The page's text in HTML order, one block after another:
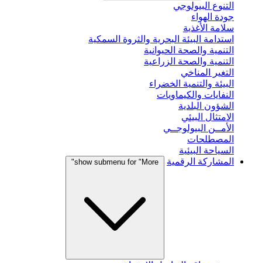
التنوع البيولوجي
جودة الهواء
سلامة الأغذية
استدامة البيئة البحرية والثروة السمكية
التنمية والصحة الحيوانية
التنمية والصحة الزراعية
التغير المناخي
البيئة والتنمية الخضراء
النفايات والكيماويات
الشؤون البلدية
الامتثال البيئي
الأمــن البيولوجــي
المصطلحات
السياحة البيئية
المشاركة الرقمية
show submenu for "More"